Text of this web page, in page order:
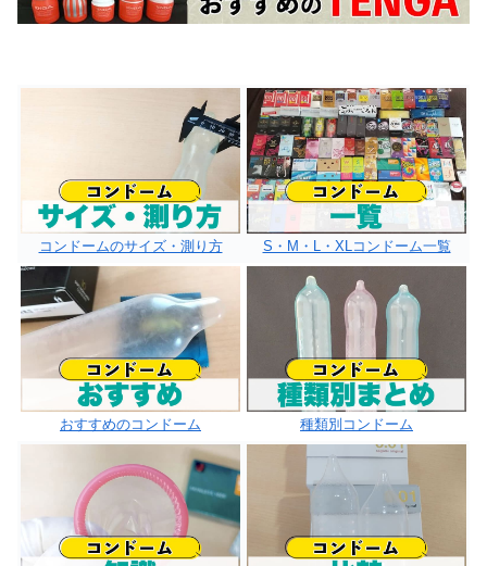
コンドームのサイズ・測り方 S・M・L・XLコンドーム一覧
おすすめのコンドーム 種類別コンドーム